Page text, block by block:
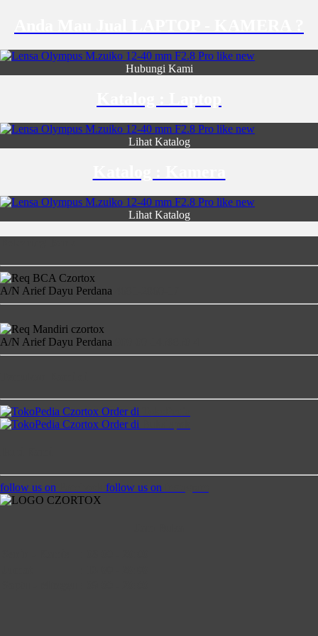
Hubungi Kami
Lihat Katalog
Lihat Katalog
A/N Arief Dayu Perdana
A/N Arief Dayu Perdana
Order di
Order di
follow us on follow us on